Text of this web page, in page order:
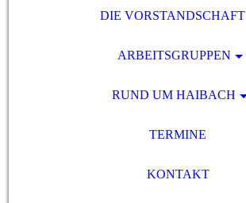
DIE VORSTANDSCHAFT
ARBEITSGRUPPEN
RUND UM HAIBACH
TERMINE
KONTAKT